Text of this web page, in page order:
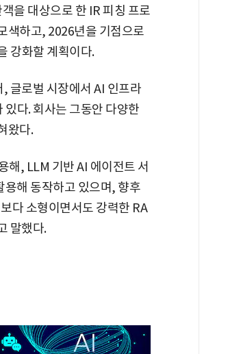
을 대상으로 한 IR 피칭 프로
색하고, 2026년을 기점으로
강화할 계획이다.
글로벌 시장에서 AI 인프라
다. 회사는 그동안 다양한
왔다.
해, LLM 기반 AI 에이전트 서
해 동작하고 있으며, 향후
다 소형이면서도 강력한 RA
말했다.